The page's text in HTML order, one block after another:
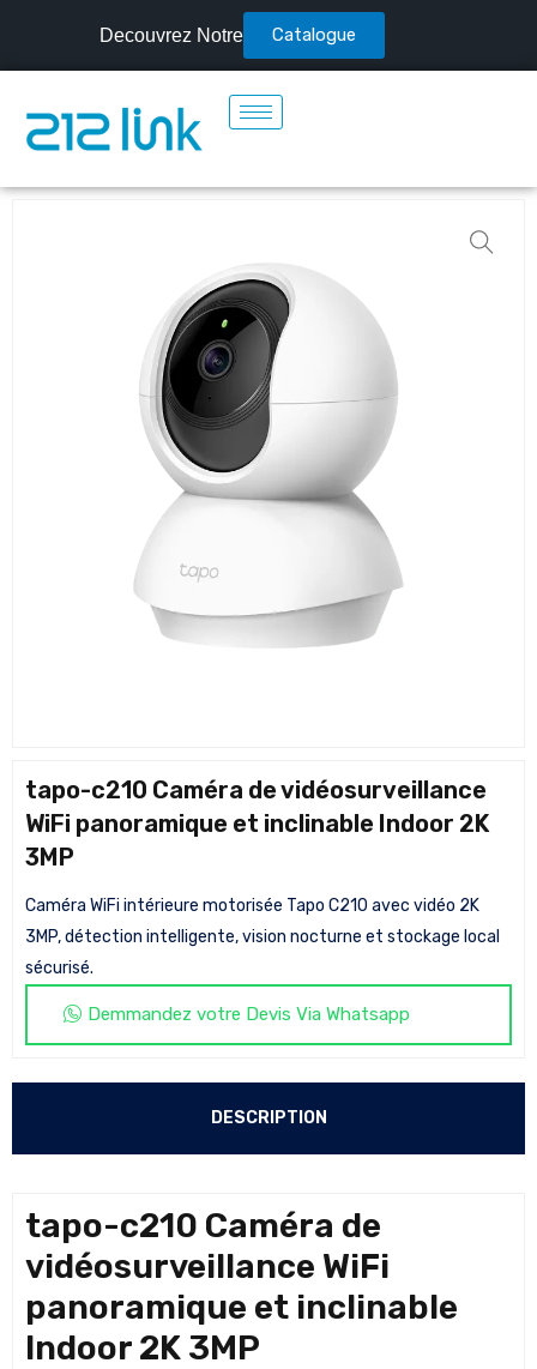
Decouvrez Notre Catalogue
tapo-c210 Caméra de vidéosurveillance
WiFi panoramique et inclinable Indoor 2K
3MP
Caméra WiFi intérieure motorisée Tapo C210 avec vidéo 2K
3MP, détection intelligente, vision nocturne et stockage local
sécurisé.
Demmandez votre Devis Via Whatsapp
DESCRIPTION
tapo-c210 Caméra de
vidéosurveillance WiFi
panoramique et inclinable
Indoor 2K 3MP